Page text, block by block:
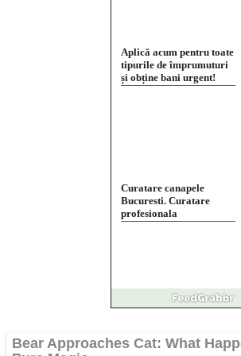
Curatare canapele
Bucuresti. Curatare
profesionala
Website de tip Adsense cu
domeniu adzeige.ro
Vând sticlă cu vin din
Chardonnay